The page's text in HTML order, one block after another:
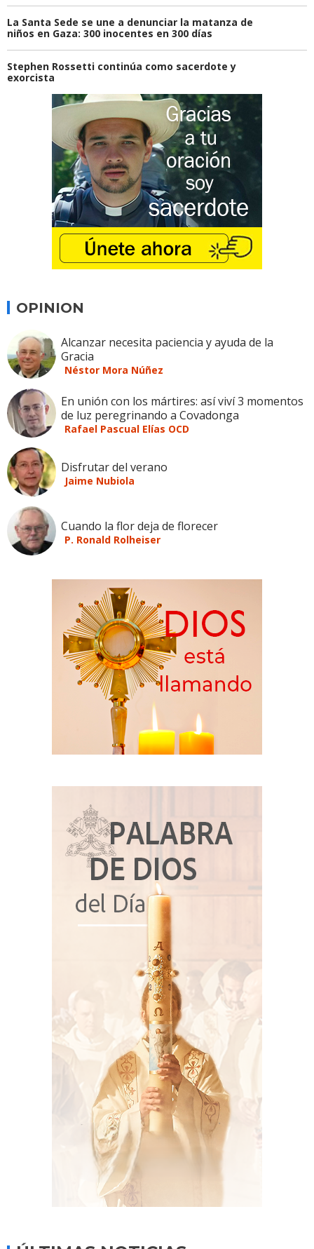
La Santa Sede se une a denunciar la matanza de
niños en Gaza: 300 inocentes en 300 días
Stephen Rossetti continúa como sacerdote y
exorcista
OPINION
Alcanzar necesita paciencia y ayuda de la
Gracia
Néstor Mora Núñez
En unión con los mártires: así viví 3 momentos
de luz peregrinando a Covadonga
Rafael Pascual Elías OCD
Disfrutar del verano
Jaime Nubiola
Cuando la flor deja de florecer
P. Ronald Rolheiser